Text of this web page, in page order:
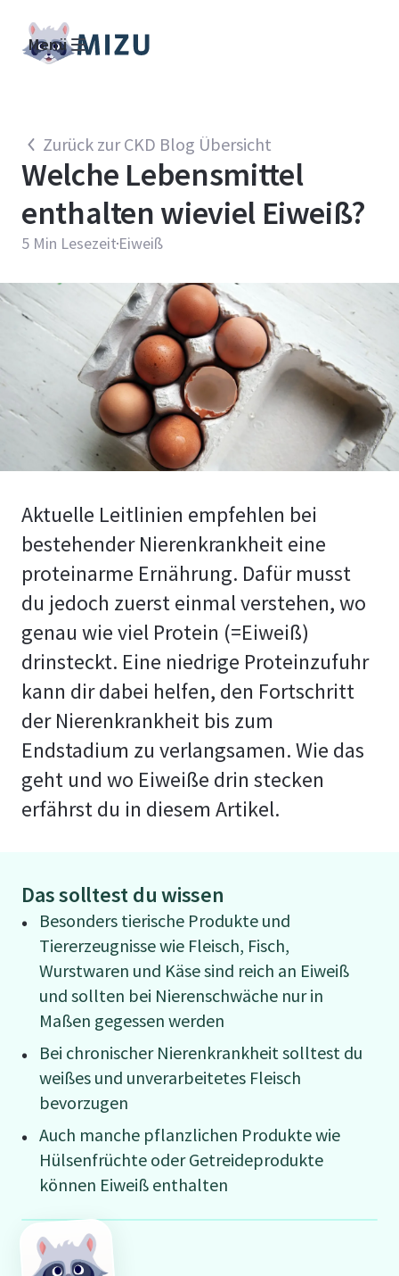
Menü
Zurück zur CKD Blog Übersicht
Welche Lebensmittel
enthalten wieviel Eiweiß?
5 Min Lesezeit Eiweiß
Aktuelle Leitlinien empfehlen bei
bestehender Nierenkrankheit eine
proteinarme Ernährung. Dafür musst
du jedoch zuerst einmal verstehen, wo
genau wie viel Protein (=Eiweiß)
drinsteckt. Eine niedrige Proteinzufuhr
kann dir dabei helfen, den Fortschritt
der Nierenkrankheit bis zum
Endstadium zu verlangsamen. Wie das
geht und wo Eiweiße drin stecken
erfährst du in diesem Artikel.
Das solltest du wissen
Besonders tierische Produkte und
Tiererzeugnisse wie Fleisch, Fisch,
Wurstwaren und Käse sind reich an Eiweiß
und sollten bei Nierenschwäche nur in
Maßen gegessen werden
Bei chronischer Nierenkrankheit solltest du
weißes und unverarbeitetes Fleisch
bevorzugen
Auch manche pflanzlichen Produkte wie
Hülsenfrüchte oder Getreideprodukte
können Eiweiß enthalten